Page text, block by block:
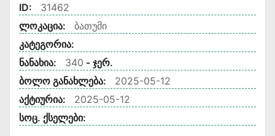
ID:
31462
ლოკაცია:
ბათუმი
კატეგორია:
ნანახია:
340 - ჯერ.
ბოლო განახლება:
2025-05-12
აქტიურია:
2025-05-12
სოც. ქსელები: